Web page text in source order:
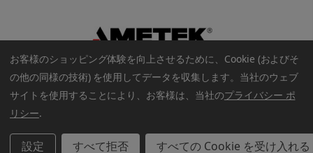
ています
お客様のショッピング体験を向上させるために、Cookie (およびそ
の他の同様の技術) を使用してデータを収集します。 当社のウェブ
サイトを使用することにより、お客様は、当社のプライバシー ポ
リシー.
設定 すべて拒否 すべての Cookie を受け入れる